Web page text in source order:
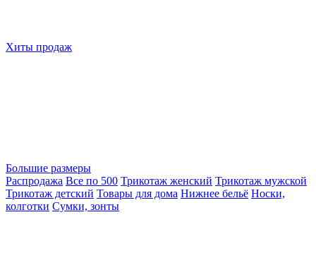
Хиты продаж
Большие размеры
Распродажа Все по 500 Трикотаж женский Трикотаж мужской
Трикотаж детский Товары для дома Нижнее бельё Носки,
колготки Сумки, зонты